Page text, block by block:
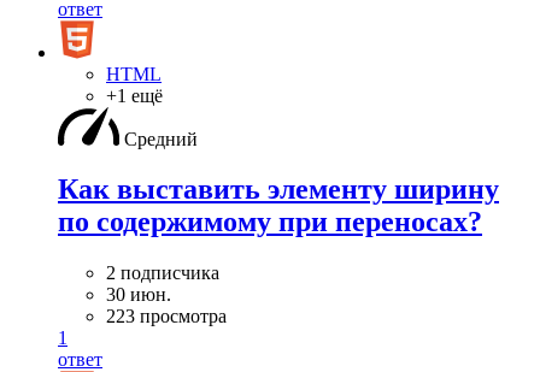
ответ
HTML
+1 ещё
Средний
Как выставить элементу ширину
по содержимому при переносах?
2 подписчика
30 июн.
223 просмотра
1
ответ